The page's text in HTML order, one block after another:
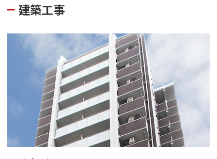
建築工事